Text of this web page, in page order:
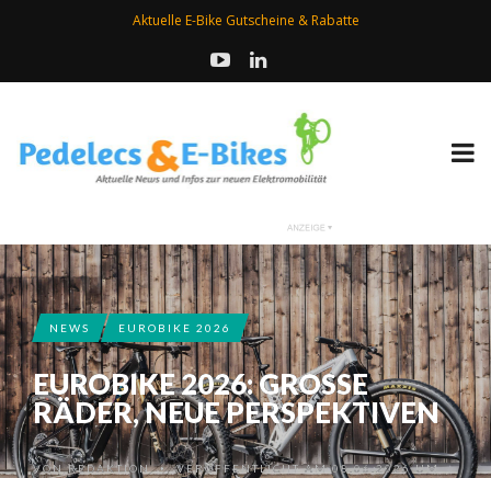
Aktuelle E-Bike Gutscheine & Rabatte
NEWS EUROBIKE 2026
EUROBIKE 2026: GROSSE R
ÄDER, NEUE PERSPEKTIVEN
VONREDAKTION •VERÖFFENTLICHT AM 08.06.2026 UM